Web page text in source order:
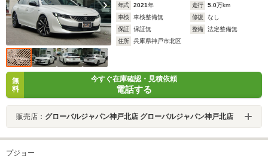
年式 2021年 走行 5.0万km
車検
車検整備無 修復
なし
保証
保証無 整備
法定整備無
住所
兵庫県神戸市北区
無
料
今すぐ在庫確認・見積依頼
電話する
販売店： グローバルジャパン神戸北店 グローバルジャパン神戸北店
プジョー